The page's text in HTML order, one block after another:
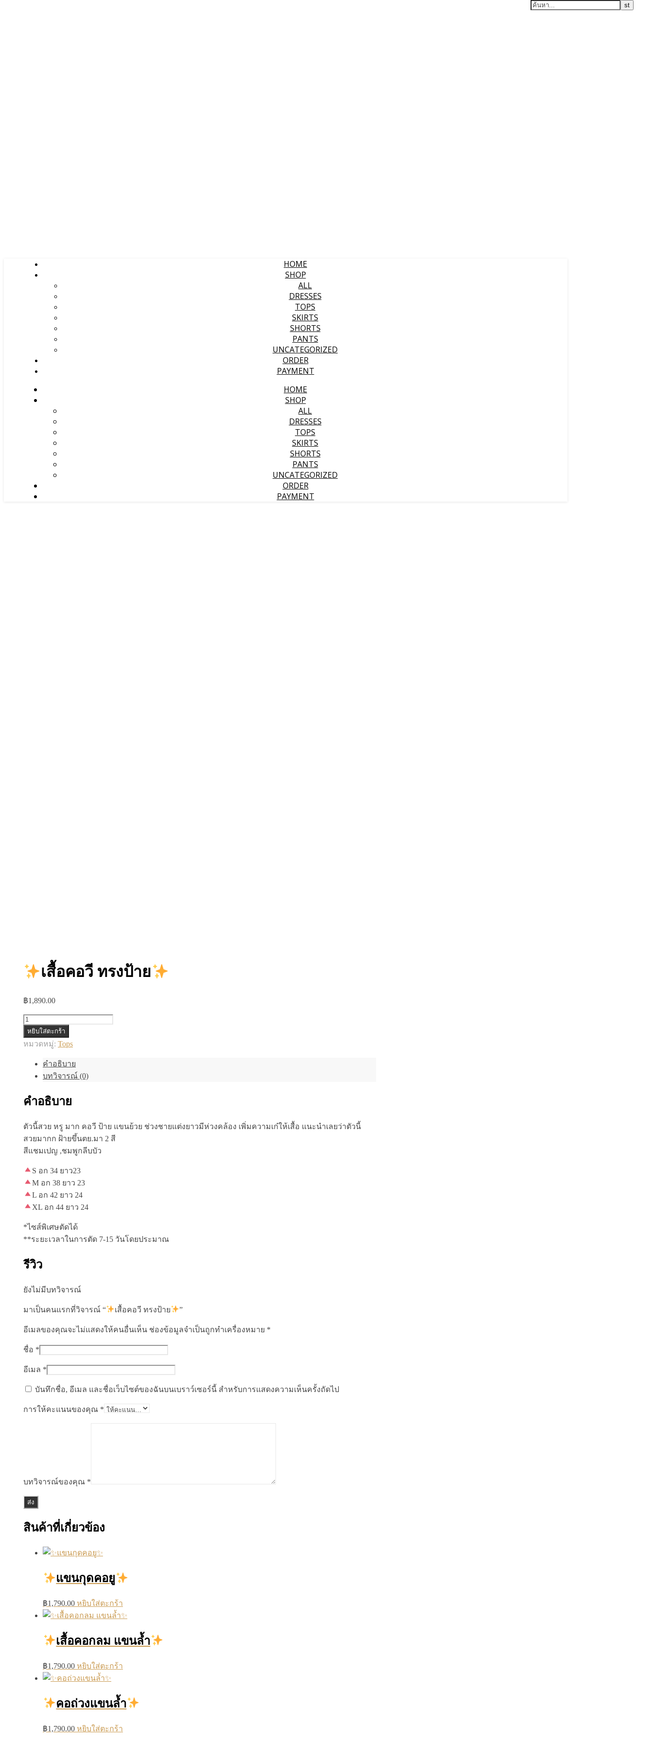
HOME
SHOP
ALL
DRESSES
TOPS
SKIRTS
SHORTS
PANTS
UNCATEGORIZED
ORDER
PAYMENT
HOME
SHOP
ALL
DRESSES
TOPS
SKIRTS
SHORTS
PANTS
UNCATEGORIZED
ORDER
PAYMENT
เสื้อคอวี ทรงป้าย
฿1,890.00
จำนวน
เสื้อ
ทรง
ป้าย
ชิ้น
หยิบใส่ตะกร้า
หมวดหมู่: Tops
คำอธิบาย
บทวิจารณ์ (0)
คำอธิบาย
ตัวนี้สวย หรู มาก คอวี ป้าย แขนย้วย ช่วงชายแต่งยาวมีห่วงคล้อง เพิ่มความเก๋ให้เสื้อ แนะนำเลยว่าตัวนี้
สวยมากก ฝ้ายขึ้นตย.มา 2 สี
สีแชมเปญ ,ชมพูกลีบบัว
S อก 34 ยาว23
M อก 38 ยาว 23
L อก 42 ยาว 24
XL อก 44 ยาว 24
*ไซส์พิเศษตัดได้
**ระยะเวลาในการตัด 7-15 วันโดยประมาณ
รีวิว
ยังไม่มีบทวิจารณ์
มาเป็นคนแรกที่วิจารณ์ “ เสื้อคอวี ทรงป้าย ”
อีเมลของคุณจะไม่แสดงให้คนอื่นเห็น ช่องข้อมูลจำเป็นถูกทำเครื่องหมาย *
ชื่อ *
อีเมล *
บันทึกชื่อ, อีเมล และชื่อเว็บไซต์ของฉันบนเบราว์เซอร์นี้ สำหรับการแสดงความเห็นครั้งถัดไป
การให้คะแนนของคุณ *
บทวิจารณ์ของคุณ *
สินค้าที่เกี่ยวข้อง
แขนกุดคอยู
฿1,790.00 หยิบใส่ตะกร้า
เสื้อคอกลม แขนล้ำ
฿1,790.00 หยิบใส่ตะกร้า
คอถ่วงแขนล้ำ
฿1,790.00 หยิบใส่ตะกร้า